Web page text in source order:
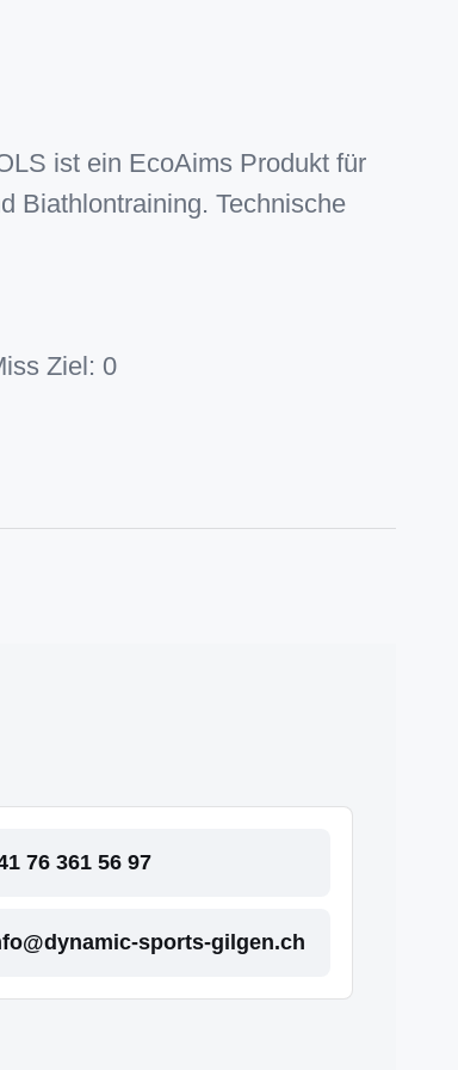
ist ein EcoAims Produkt für
Biathlontraining. Technische
Ziel: 0
76 361 56 97
sports-gilgen.ch